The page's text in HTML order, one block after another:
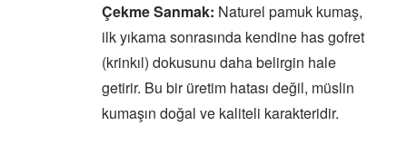
Çekme Sanmak: Naturel pamuk kumaş,
ilk yıkama sonrasında kendine has gofret
(krinkıl) dokusunu daha belirgin hale
getirir. Bu bir üretim hatası değil, müslin
kumaşın doğal ve kaliteli karakteridir.